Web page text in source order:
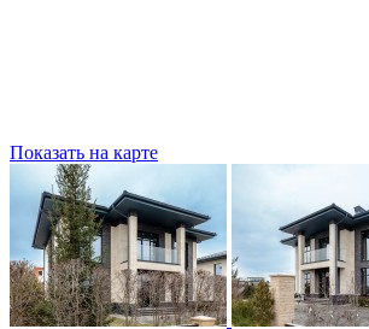
Показать на карте